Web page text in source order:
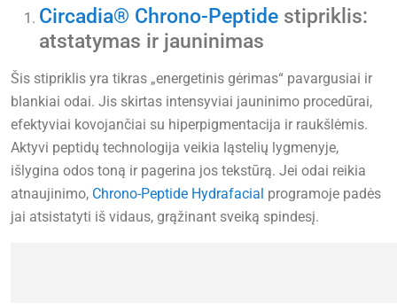
Circadia® Chrono-Peptide stipriklis:
atstatymas ir jauninimas
Šis stipriklis yra tikras „energetinis gėrimas“ pavargusiai ir
blankiai odai. Jis skirtas intensyviai jauninimo procedūrai,
efektyviai kovojančiai su hiperpigmentacija ir raukšlėmis.
Aktyvi peptidų technologija veikia ląstelių lygmenyje,
išlygina odos toną ir pagerina jos tekstūrą. Jei odai reikia
atnaujinimo, Chrono-Peptide Hydrafacial programoje padės
jai atsistatyti iš vidaus, grąžinant sveiką spindesį.